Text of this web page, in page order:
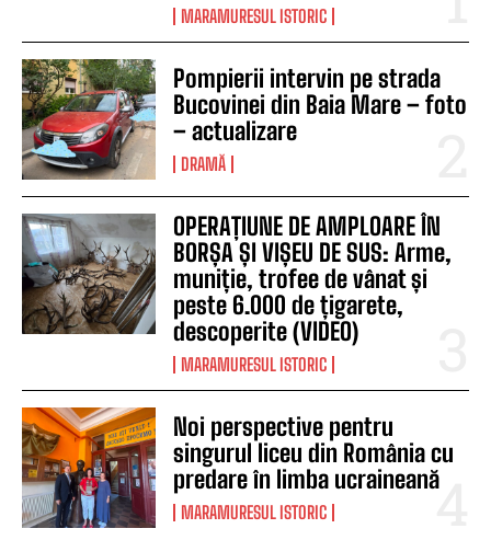
MARAMURESUL ISTORIC
Pompierii intervin pe strada
Bucovinei din Baia Mare – foto
– actualizare
DRAMĂ
OPERAȚIUNE DE AMPLOARE ÎN
BORȘA ȘI VIȘEU DE SUS: Arme,
muniție, trofee de vânat și
peste 6.000 de țigarete,
descoperite (VIDEO)
MARAMURESUL ISTORIC
Noi perspective pentru
singurul liceu din România cu
predare în limba ucraineană
MARAMURESUL ISTORIC